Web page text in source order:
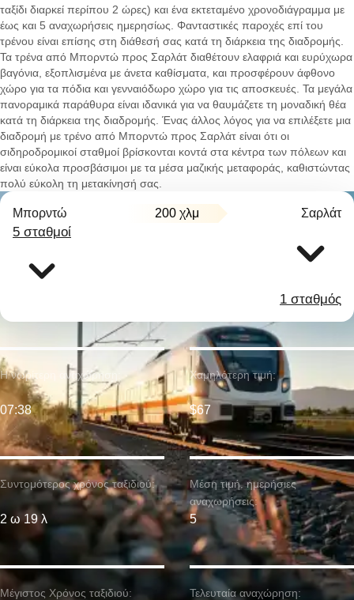
ταξίδι διαρκεί περίπου 2 ώρες) και ένα εκτεταμένο χρονοδιάγραμμα με
έως και 5 αναχωρήσεις ημερησίως. Φανταστικές παροχές επί του
τρένου είναι επίσης στη διάθεσή σας κατά τη διάρκεια της διαδρομής.
Τα τρένα από Μπορντώ προς Σαρλάτ διαθέτουν ελαφριά και ευρύχωρα
βαγόνια, εξοπλισμένα με άνετα καθίσματα, και προσφέρουν άφθονο
χώρο για τα πόδια και γενναιόδωρο χώρο για τις αποσκευές. Τα μεγάλα
πανοραμικά παράθυρα είναι ιδανικά για να θαυμάζετε τη μοναδική θέα
κατά τη διάρκεια της διαδρομής. Ένας άλλος λόγος για να επιλέξετε μια
διαδρομή με τρένο από Μπορντώ προς Σαρλάτ είναι ότι οι
σιδηροδρομικοί σταθμοί βρίσκονται κοντά στα κέντρα των πόλεων και
είναι εύκολα προσβάσιμοι με τα μέσα μαζικής μεταφοράς, καθιστώντας
πολύ εύκολη τη μετακίνησή σας.
Μπορντώ 200 χλμ Σαρλάτ
5 σταθμοί
1 σταθμός
Συντομότερος χρόνος ταξιδιού:
2 ω 19 λ
Η νωρίτερη αναχώρηση:
07:38
Μέγιστος Χρόνος ταξιδιού:
Χαμηλότερη τιμή:
$67
Μέση τιμή. ημερήσιες
αναχωρήσεις:
5
Τελευταία αναχώρηση: